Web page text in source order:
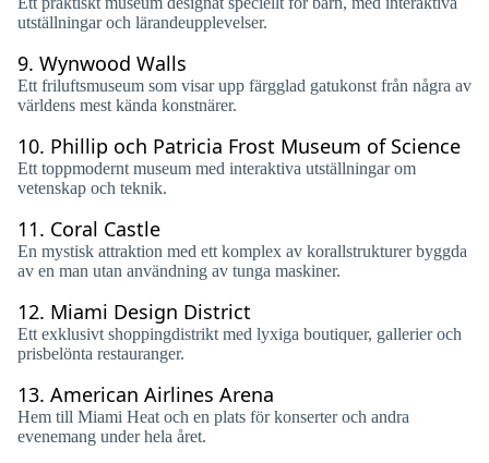
utställningar och lärandeupplevelser.
9. Wynwood Walls
Ett friluftsmuseum som visar upp färgglad gatukonst från några av
världens mest kända konstnärer.
10. Phillip och Patricia Frost Museum of Science
Ett toppmodernt museum med interaktiva utställningar om
vetenskap och teknik.
11. Coral Castle
En mystisk attraktion med ett komplex av korallstrukturer byggda
av en man utan användning av tunga maskiner.
12. Miami Design District
Ett exklusivt shoppingdistrikt med lyxiga boutiquer, gallerier och
prisbelönta restauranger.
13. American Airlines Arena
Hem till Miami Heat och en plats för konserter och andra
evenemang under hela året.